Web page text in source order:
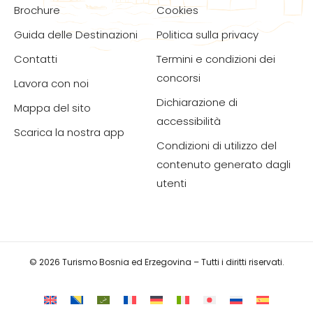
Brochure
Guida delle Destinazioni
Contatti
Lavora con noi
Mappa del sito
Scarica la nostra app
Cookies
Politica sulla privacy
Termini e condizioni dei
concorsi
Dichiarazione di
accessibilità
Condizioni di utilizzo del
contenuto generato dagli
utenti
© 2026 Turismo Bosnia ed Erzegovina – Tutti i diritti riservati.